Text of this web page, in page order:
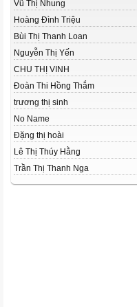
Vũ Thị Nhung
Hoàng Đình Triệu
Bùi Thị Thanh Loan
Nguyễn Thị Yến
CHU THỊ VINH
Đoàn Thi Hồng Thắm
trương thị sinh
No Name
Đặng thị hoài
Lê Thị Thúy Hằng
Trần Thị Thanh Nga